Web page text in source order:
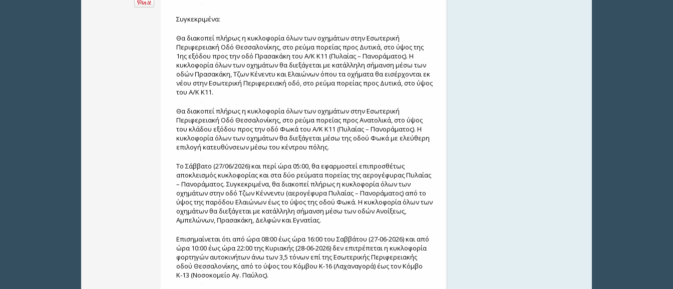
Συγκεκριμένα:
Θα διακοπεί πλήρως η κυκλοφορία όλων των οχημάτων στην Εσωτερική
Περιφερειακή Οδό Θεσσαλονίκης, στο ρεύμα πορείας προς Δυτικά, στο ύψος της
1ης εξόδου προς την οδό Πρασακάκη του Α/Κ Κ11 (Πυλαίας – Πανοράματος). Η
κυκλοφορία όλων των οχημάτων θα διεξάγεται με κατάλληλη σήμανση μέσω των
οδών Πρασακάκη, Τζων Κένεντυ και Ελαιώνων όπου τα οχήματα θα εισέρχονται εκ
νέου στην Εσωτερική Περιφερειακή οδό, στο ρεύμα πορείας προς Δυτικά, στο ύψος
του Α/Κ Κ11.
Θα διακοπεί πλήρως η κυκλοφορία όλων των οχημάτων στην Εσωτερική
Περιφερειακή Οδό Θεσσαλονίκης, στο ρεύμα πορείας προς Ανατολικά, στο ύψος
του κλάδου εξόδου προς την οδό Φωκά του Α/Κ Κ11 (Πυλαίας – Πανοράματος). Η
κυκλοφορία όλων των οχημάτων θα διεξάγεται μέσω της οδού Φωκά με ελεύθερη
επιλογή κατευθύνσεων μέσω του κέντρου πόλης.
Το Σάββατο (27/06/2026) και περί ώρα 05:00, θα εφαρμοστεί επιπροσθέτως
αποκλεισμός κυκλοφορίας και στα δύο ρεύματα πορείας της αερογέφυρας Πυλαίας
– Πανοράματος. Συγκεκριμένα, θα διακοπεί πλήρως η κυκλοφορία όλων των
οχημάτων στην οδό Τζων Κέννεντυ (αερογέφυρα Πυλαίας – Πανοράματος) από το
ύψος της παρόδου Ελαιώνων έως το ύψος της οδού Φωκά. Η κυκλοφορία όλων των
οχημάτων θα διεξάγεται με κατάλληλη σήμανση μέσω των οδών Ανοίξεως,
Αμπελώνων, Πρασακάκη, Δελφών και Εγνατίας.
Επισημαίνεται ότι από ώρα 08:00 έως ώρα 16:00 του Σαββάτου (27-06-2026) και από
ώρα 10:00 έως ώρα 22:00 της Κυριακής (28-06-2026) δεν επιτρέπεται η κυκλοφορία
φορτηγών αυτοκινήτων άνω των 3,5 τόνων επί της Εσωτερικής Περιφερειακής
οδού Θεσσαλονίκης, από το ύψος του Κόμβου Κ-16 (Λαχαναγορά) έως τον Κόμβο
Κ-13 (Νοσοκομείο Αγ. Παύλος).